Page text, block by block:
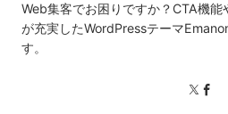
Web集客でお困りですか？CTA機
が充実したWordPressテーマ
す。